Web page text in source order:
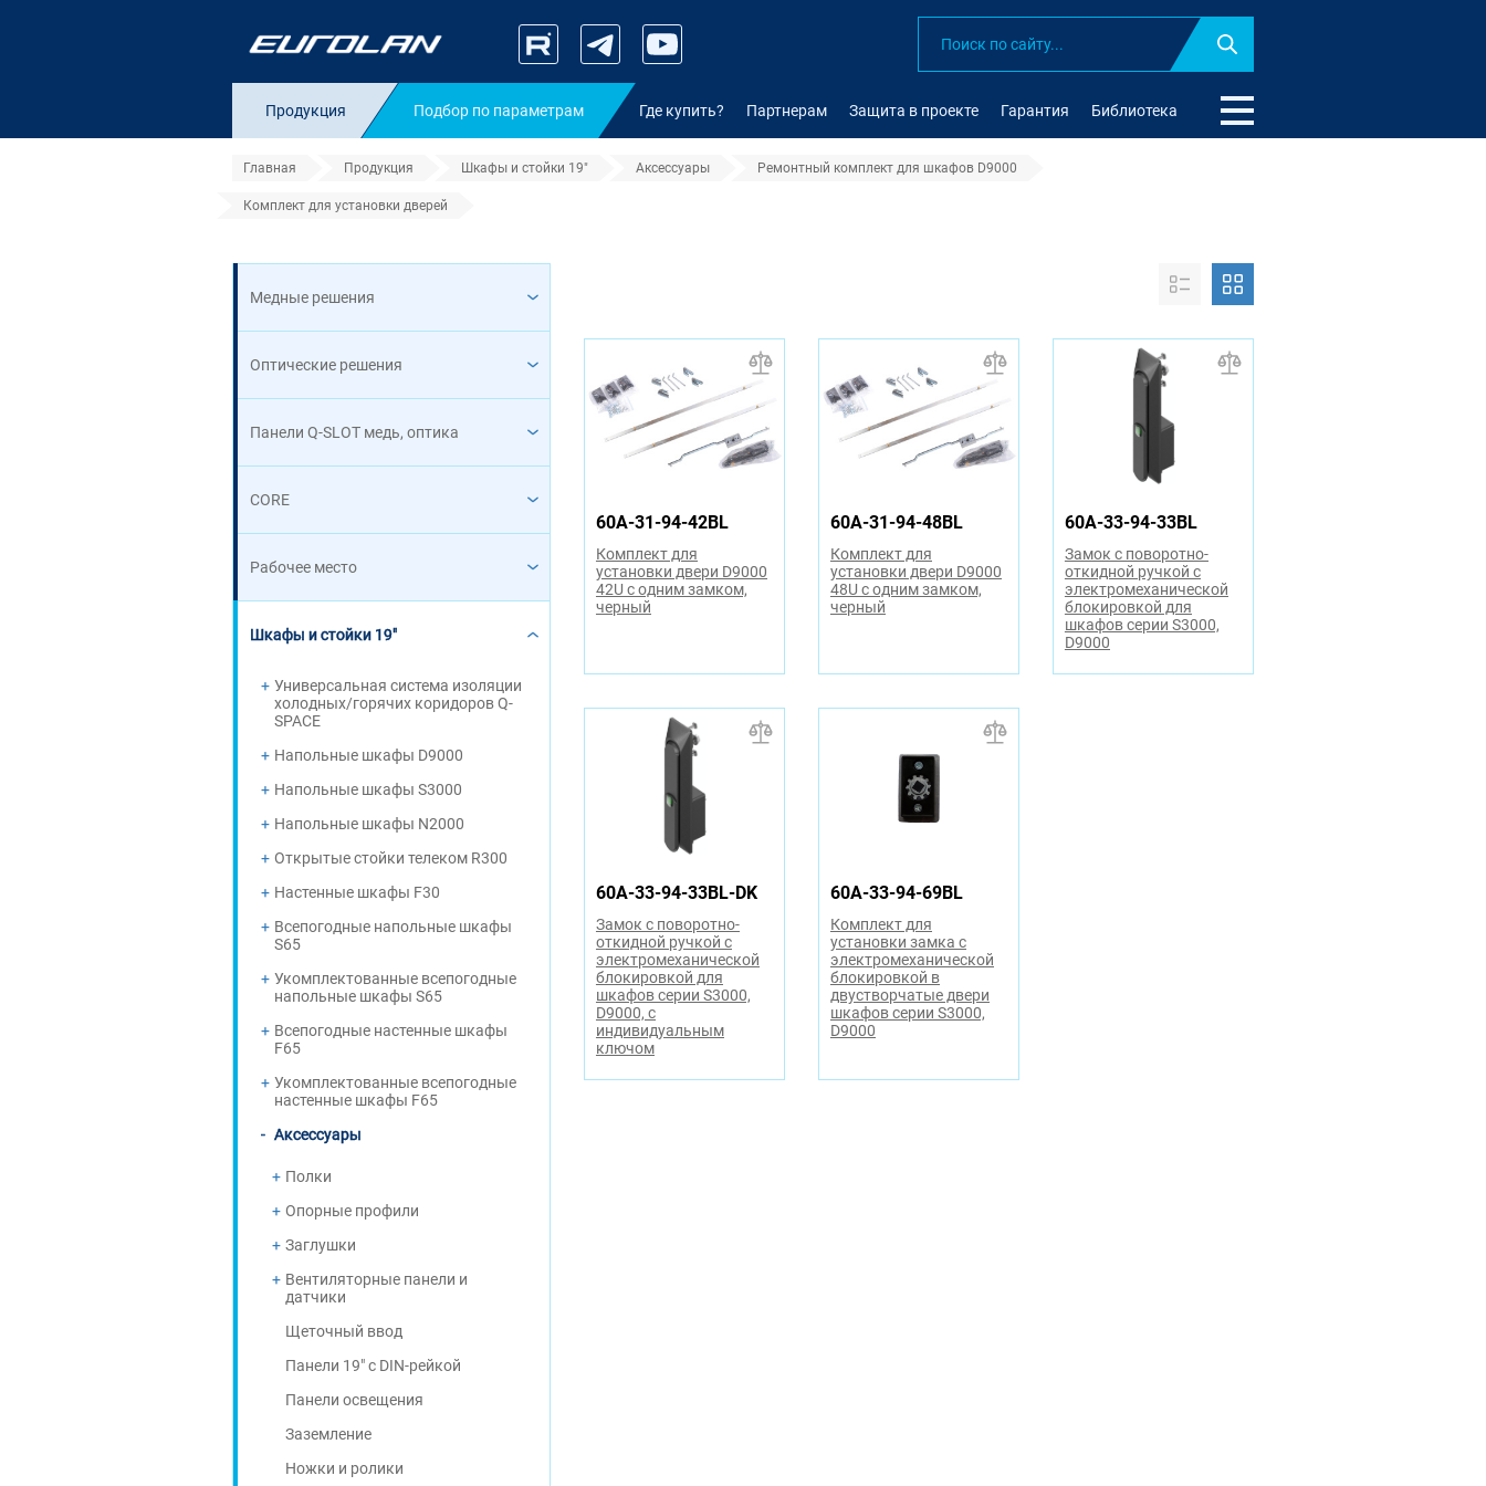
Найти
Продукция Подбор по параметрам Где купить? Партнерам Защита в проекте Гарантия Библиотека
Главная Продукция Шкафы и стойки 19" Аксессуары Ремонтный комплект для шкафов D9000
Комплект для установки дверей
Медные решения
Оптические решения
Панели Q-SLOT медь, оптика
CORE
Рабочее место
Шкафы и стойки 19"
Универсальная система изоляции
холодных/горячих коридоров Q-
SPACE
Напольные шкафы D9000
Напольные шкафы S3000
Напольные шкафы N2000
Открытые стойки телеком R300
Настенные шкафы F30
Всепогодные напольные шкафы
S65
Укомплектованные всепогодные
напольные шкафы S65
Всепогодные настенные шкафы
F65
Укомплектованные всепогодные
настенные шкафы F65
Аксессуары
Полки
Опорные профили
Заглушки
Вентиляторные панели и
датчики
Щеточный ввод
Панели 19" с DIN-рейкой
Панели освещения
Заземление
Ножки и ролики
60A-31-94-42BL
Комплект для
установки двери D9000
42U с одним замком,
черный
60A-31-94-48BL
Комплект для
установки двери D9000
48U с одним замком,
черный
60A-33-94-33BL
Замок с поворотно-
откидной ручкой с
электромеханической
блокировкой для
шкафов серии S3000,
D9000
60A-33-94-33BL-DK
Замок с поворотно-
откидной ручкой с
электромеханической
блокировкой для
шкафов серии S3000,
D9000, с
индивидуальным
ключом
60A-33-94-69BL
Комплект для
установки замка с
электромеханической
блокировкой в
двустворчатые двери
шкафов серии S3000,
D9000